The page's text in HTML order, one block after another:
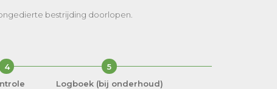
bestrijding doorlopen.
4
5
Logboek (bij onderhoud)